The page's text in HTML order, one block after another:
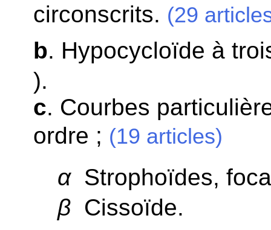
circonscrits. (29
b. Hypocycloïde à
).
c. Courbes
ordre ; (19 articles)
αStrophoïdes,
β Cissoïde.